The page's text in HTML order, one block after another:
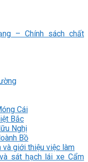
– Chính sách chất
Cái
Bắc
Nghị
Bồ
và giới thiệu việc làm
sát hạch lái xe Cẩm